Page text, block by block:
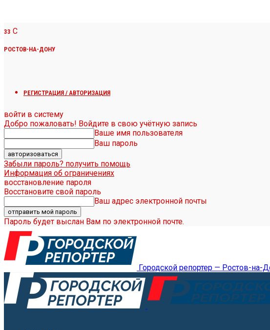
33 C
РОСТОВ-НА-ДОНУ
РЕГИСТРАЦИЯ / АВТОРИЗАЦИЯ
войти в систему
Добро пожаловать! Войдите в свою учётную запись
Ваше имя пользователя
Ваш пароль
Забыли пароль? получить помощь
Информация об ограничениях
восстановление пароля
Восстановите свой пароль
Ваш адрес электронной почты
Пароль будет выслан Вам по электронной почте.
Городской репортер — Ростов-на-